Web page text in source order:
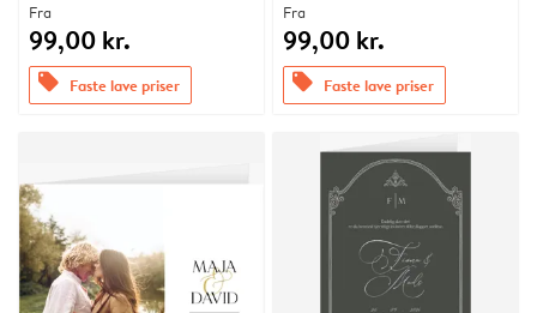
Fra
99,00 kr.
offers Faste lave priser
Fra
99,00 kr.
offers Faste lave priser